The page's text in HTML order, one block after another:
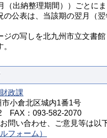
（出納整理期間））ごとにま
の公表は、当該期の翌月（
ジの写しを北九州市立文書
政課
小倉北区城内1番1号
FAX：093-582-2070
問い合わせ、ご意見等は以
フォーム）